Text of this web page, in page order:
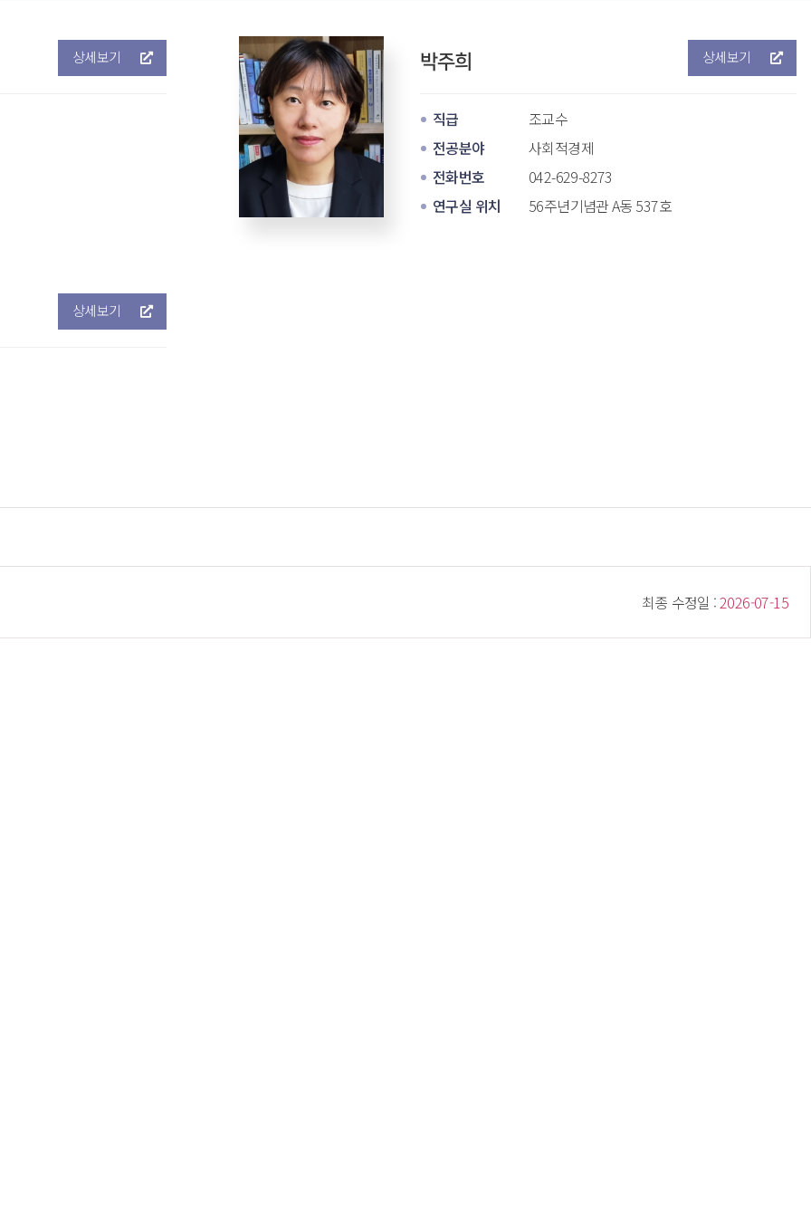
상세보기 박주희
직급
조교수
전공분야
사회적경제
전화번호
042-629-8273
연구실 위치
56주년기념관 A동 537호
상세보기
상세보기
최종 수정일 : 2026-07-15